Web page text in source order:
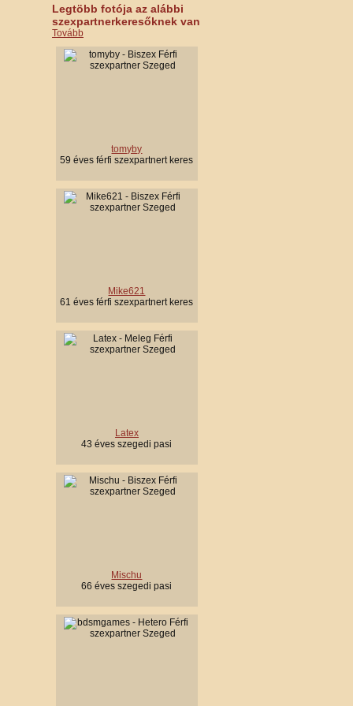
Legtöbb fotója az alábbi
szexpartnerkeresőknek van
Tovább
tomyby
59 éves férfi szexpartnert keres
Mike621
61 éves férfi szexpartnert keres
Latex
43 éves szegedi pasi
Mischu
66 éves szegedi pasi